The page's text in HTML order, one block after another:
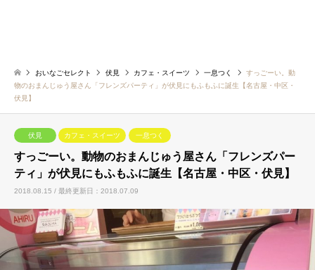
おいなごセレクト 伏見 カフェ・スイーツ 一息つく
すっごーい。動
物のおまんじゅう屋さん「フレンズパーティ」が伏見にもふもふに誕生【名古屋・中区・
伏見】
伏見 カフェ・スイーツ 一息つく
すっごーい。動物のおまんじゅう屋さん「フレンズパー
ティ」が伏見にもふもふに誕生【名古屋・中区・伏見】
2018.08.15 / 最終更新日：2018.07.09